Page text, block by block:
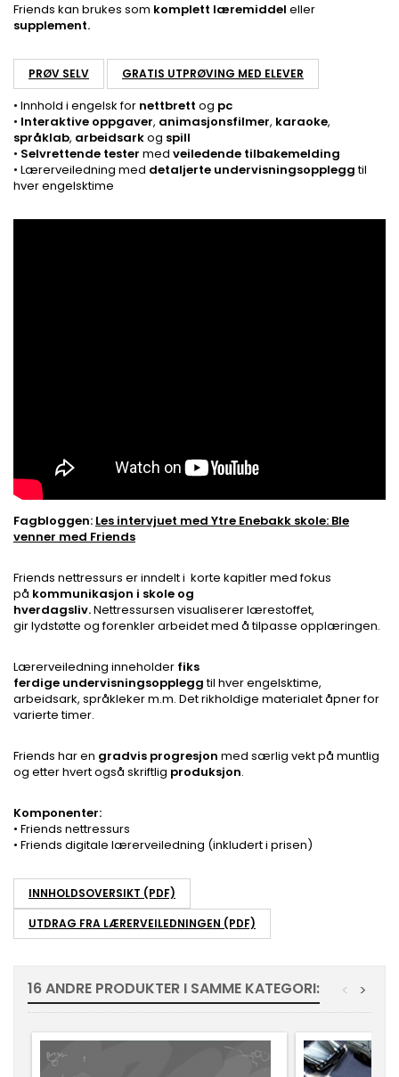
Friends kan brukes som komplett læremiddel eller
supplement.
PRØV SELV GRATIS UTPRØVING MED ELEVER
• Innhold i engelsk for nettbrett og pc
• Interaktive oppgaver, animasjonsfilmer, karaoke,
språklab, arbeidsarkog spill
• Selvrettende tester med veiledende tilbakemelding
• Lærerveiledning med detaljerte undervisningsoppleggtil
hver engelsktime
Fagbloggen: Les intervjuet med Ytre Enebakk skole: Ble
venner med Friends
Friends nettressurs er inndelt i korte kapitler med fokus
på kommunikasjon i skole og
hverdagsliv.Nettressursen visualiserer lærestoffet,
gir lydstøtte og forenkler arbeidet med å tilpasse opplæringen.
Lærerveiledning inneholder fiks
ferdige undervisningsoppleggtil hver engelsktime,
arbeidsark, språkleker m.m. Det rikholdige materialet åpner for
varierte timer.
Friends har en gradvis progresjon med særlig vekt på muntlig
og etter hvert også skriftlig produksjon.
Komponenter:
• Friends nettressurs
• Friends digitale lærerveiledning (inkludert i prisen)
INNHOLDSOVERSIKT (PDF)
UTDRAG FRA LÆRERVEILEDNINGEN (PDF)
16 ANDRE PRODUKTER I SAMME KATEGORI: >
<